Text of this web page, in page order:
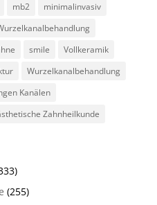
mb2
minimalinvasiv
smile
Vollkeramik
Wurzelkanalbehandlung
Kanälen
Zahnheilkunde
(255)